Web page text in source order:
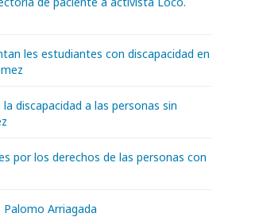
les estudiantes con discapacidad en
discapacidad a las personas sin
por los derechos de las personas con
Arriagada